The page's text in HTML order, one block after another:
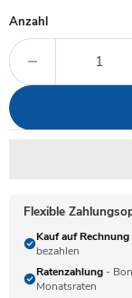
Anzahl
Flexible
Kauf auf Rechnung
bezahlen
Ratenzahlung -
Monatsraten